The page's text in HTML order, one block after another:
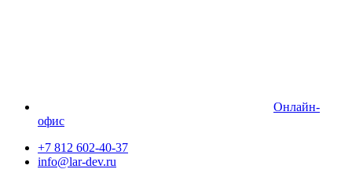
Онлайн-
офис
+7 812 602-40-37
info@lar-dev.ru